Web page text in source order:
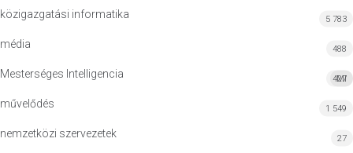
közigazgatási informatika 5 783
média 488
Mesterséges Intelligencia MI
427
művelődés 1 549
nemzetközi szervezetek 27